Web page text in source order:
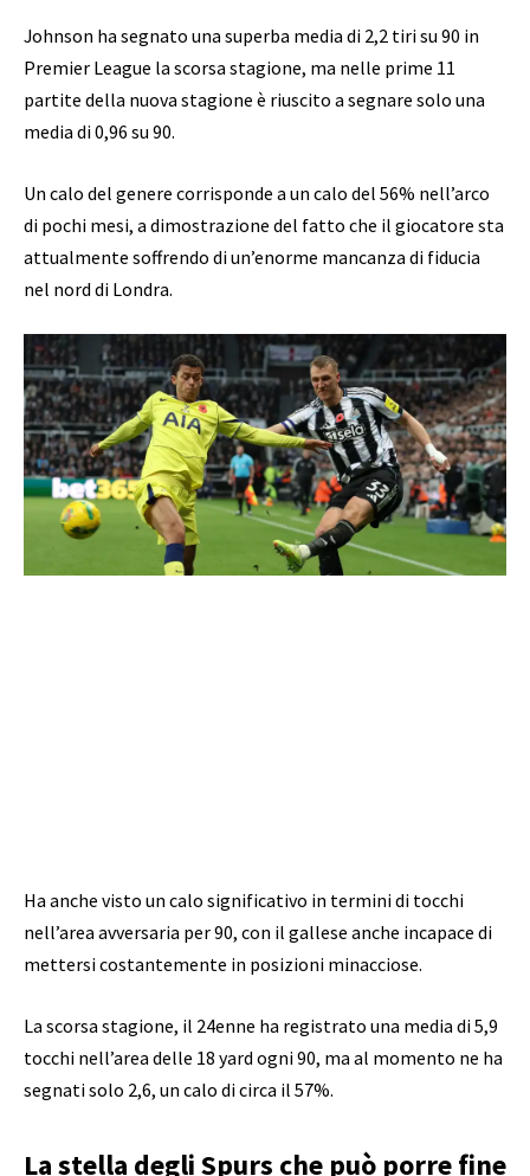
Johnson ha segnato una superba media di 2,2 tiri su 90 in
Premier League la scorsa stagione, ma nelle prime 11
partite della nuova stagione è riuscito a segnare solo una
media di 0,96 su 90.
Un calo del genere corrisponde a un calo del 56% nell’arco
di pochi mesi, a dimostrazione del fatto che il giocatore sta
attualmente soffrendo di un’enorme mancanza di fiducia
nel nord di Londra.
Ha anche visto un calo significativo in termini di tocchi
nell’area avversaria per 90, con il gallese anche incapace di
mettersi costantemente in posizioni minacciose.
La scorsa stagione, il 24enne ha registrato una media di 5,9
tocchi nell’area delle 18 yard ogni 90, ma al momento ne ha
segnati solo 2,6, un calo di circa il 57%.
La stella degli Spurs che può porre fine